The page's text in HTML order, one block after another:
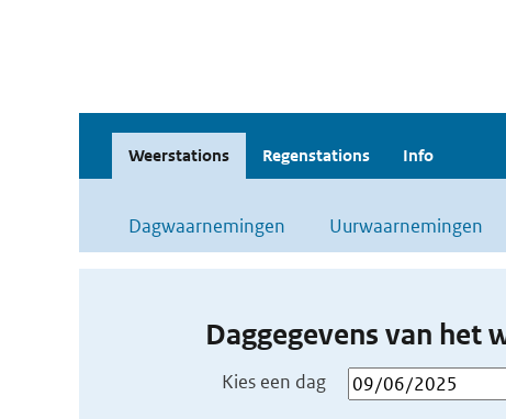
Weerstations Regenstations Info
Dagwaarnemingen Uurwaarnemingen
Daggegevens van het
Kies een dag